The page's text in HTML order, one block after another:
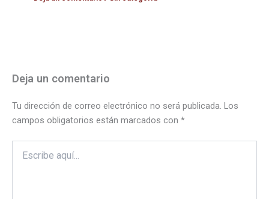
Deja un comentario
Tu dirección de correo electrónico no será publicada. Los
campos obligatorios están marcados con *
aquí...